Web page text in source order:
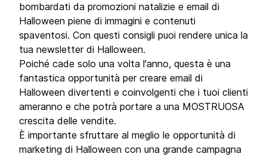
bombardati da promozioni natalizie e email di
Halloween piene di immagini e contenuti
spaventosi. Con questi consigli puoi rendere unica la
tua newsletter di Halloween.
Poiché cade solo una volta l'anno, questa è una
fantastica opportunità per creare email di
Halloween divertenti e coinvolgenti che i tuoi clienti
ameranno e che potrà portare a una MOSTRUOSA
crescita delle vendite.
È importante sfruttare al meglio le opportunità di
marketing di Halloween con una grande campagna